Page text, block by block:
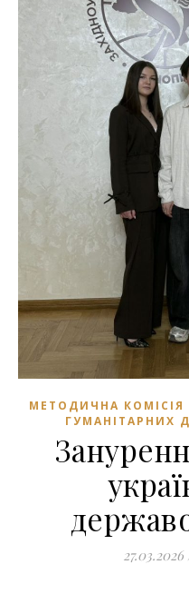
МЕТОДИЧНА КОМІСІЯ
ГУМАНІТАРНИХ
27.03.2026